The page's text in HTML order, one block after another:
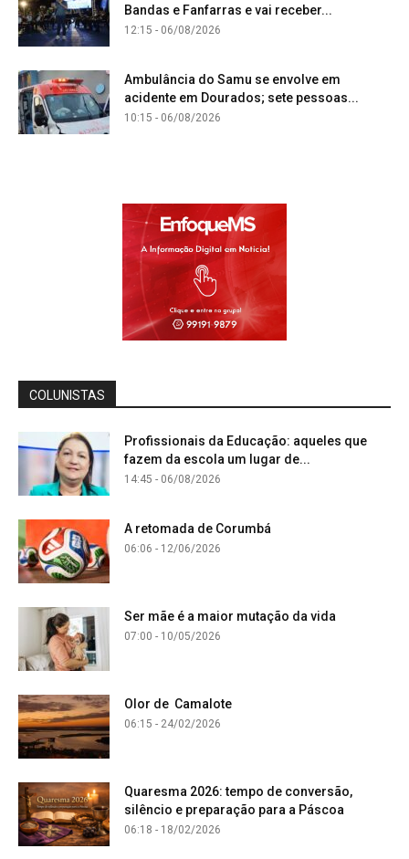
Bandas e Fanfarras e vai receber...
12:15 - 06/08/2026
Ambulância do Samu se envolve em
acidente em Dourados; sete pessoas...
10:15 - 06/08/2026
COLUNISTAS
Profissionais da Educação: aqueles que
fazem da escola um lugar de...
14:45 - 06/08/2026
A retomada de Corumbá
06:06 - 12/06/2026
Ser mãe é a maior mutação da vida
07:00 - 10/05/2026
Olor de Camalote
06:15 - 24/02/2026
Quaresma 2026: tempo de conversão,
silêncio e preparação para a Páscoa
06:18 - 18/02/2026